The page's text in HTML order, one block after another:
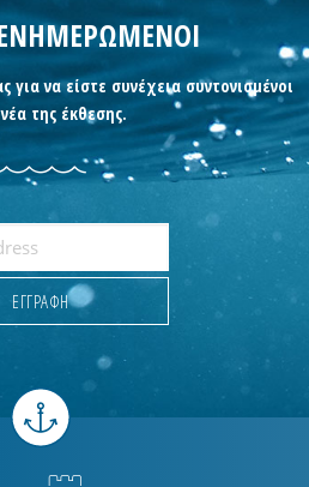
να είστε συνέχεια συντονισμένοι
της έκθεσης.